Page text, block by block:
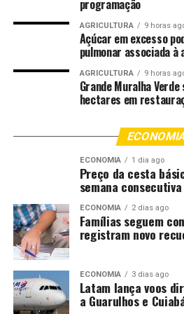
próximas etapas. A fase de
ser concluída até 30 de setembro
defesas finais devem ocorrer até
2028. Iniciado no final de 2024, o
mínima de 36 meses e máxima
possibilidade de prorrogação.
Para os magistrados
destacado pela profundidade
de experiências entre diferentes
O juiz Bruno D’Oliveira Marques
contribui diretamente para a
jurisdicional. “O doutorado foi
aprendizado enriquecedora. O
possibilita, além do
troca de experiências que
programação
AGRICULTURA 9 horas
Açúcar em excesso
pulmonar associada à
AGRICULTURA 9 horas
Grande Muralha
hectares em
ECONOMIA 1 dia ago
Preço da cesta
semana
ECONOMIA 2 dias ago
Famílias seguem
registram novo
ECONOMIA 3 dias ago
Latam lança voos
a Guarulhos e